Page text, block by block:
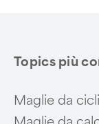
Topics più
Maglie da